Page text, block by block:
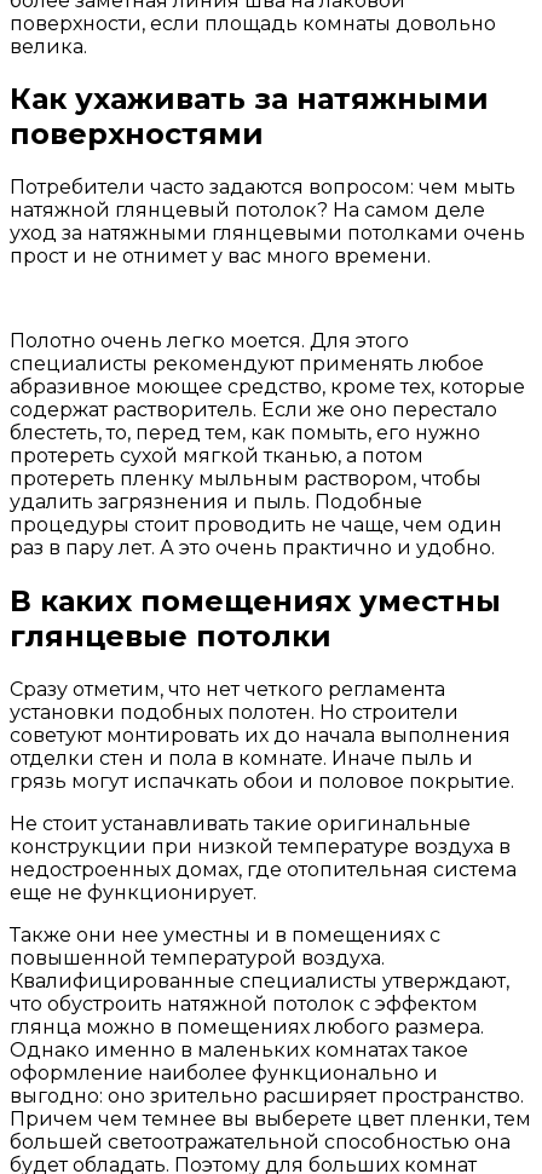
поверхности, если площадь комнаты довольно
велика.
Как ухаживать за натяжными
поверхностями
Потребители часто задаются вопросом: чем мыть
натяжной глянцевый потолок? На самом деле
уход за натяжными глянцевыми потолками очень
прост и не отнимет у вас много времени.
Полотно очень легко моется. Для этого
специалисты рекомендуют применять любое
абразивное моющее средство, кроме тех, которые
содержат растворитель. Если же оно перестало
блестеть, то, перед тем, как помыть, его нужно
протереть сухой мягкой тканью, а потом
протереть пленку мыльным раствором, чтобы
удалить загрязнения и пыль. Подобные
процедуры стоит проводить не чаще, чем один
раз в пару лет. А это очень практично и удобно.
В каких помещениях уместны
глянцевые потолки
Сразу отметим, что нет четкого регламента
установки подобных полотен. Но строители
советуют монтировать их до начала выполнения
отделки стен и пола в комнате. Иначе пыль и
грязь могут испачкать обои и половое покрытие.
Не стоит устанавливать такие оригинальные
конструкции при низкой температуре воздуха в
недостроенных домах, где отопительная система
еще не функционирует.
Также они нее уместны и в помещениях с
повышенной температурой воздуха.
Квалифицированные специалисты утверждают,
что обустроить натяжной потолок с эффектом
глянца можно в помещениях любого размера.
Однако именно в маленьких комнатах такое
оформление наиболее функционально и
выгодно: оно зрительно расширяет пространство.
Причем чем темнее вы выберете цвет пленки, тем
большей светоотражательной способностью она
будет обладать. Поэтому для больших комнат